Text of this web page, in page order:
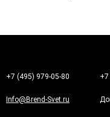
+7 (495) 979-05-80 +7
Info@Brend-Svet.ru